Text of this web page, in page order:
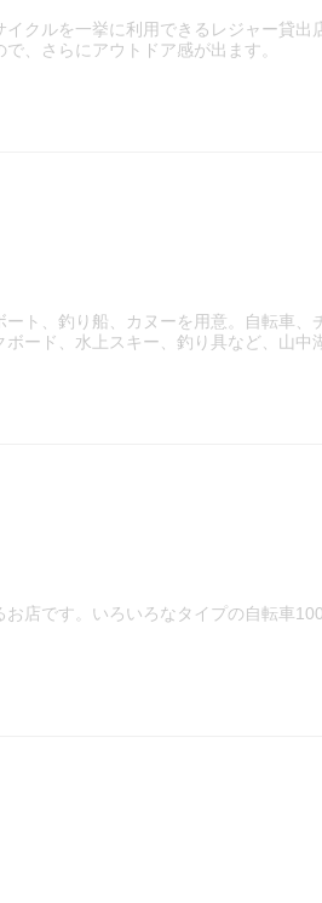
クルを一挙に利用できるレジャー貸出
、さらにアウトドア感が出ます。
ト、釣り船、カヌーを用意。自転車、
ード、水上スキー、釣り具など、山中
店です。いろいろなタイプの自転車